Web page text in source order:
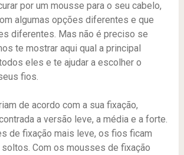
por um mousse para o seu cabelo,
algumas opções diferentes e que
diferentes. Mas não é preciso se
te mostrar aqui qual a principal
eles e te ajudar a escolher o
fios.
de acordo com a sua fixação,
a versão leve, a média e a forte.
de fixação mais leve, os fios ficam
Com os mousses de fixação